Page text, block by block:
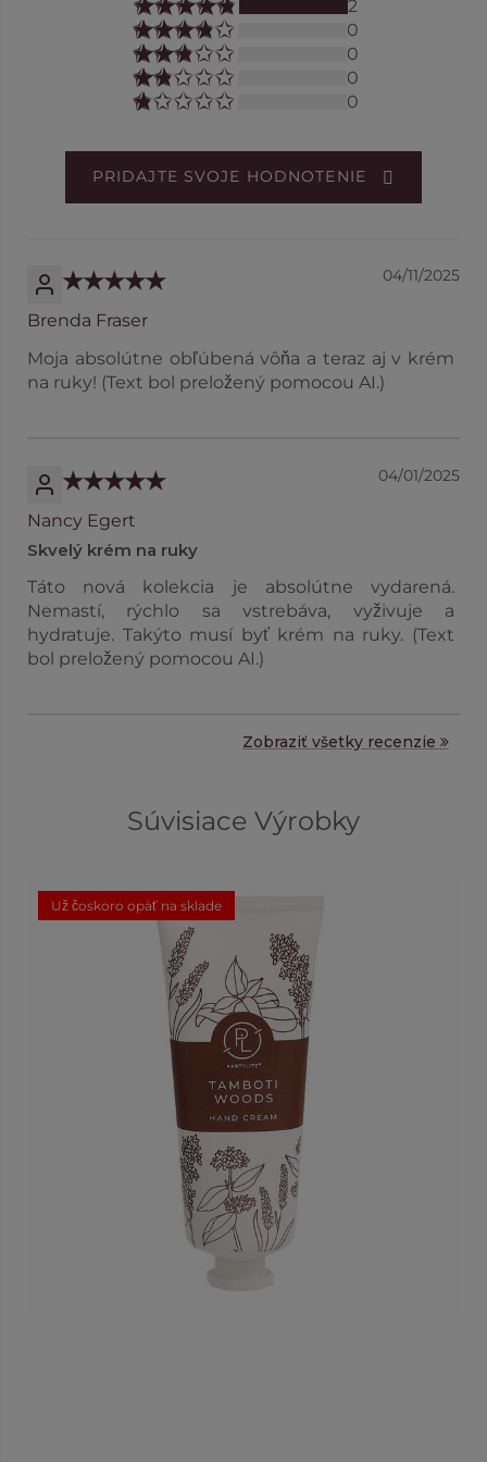
2
0
0
0
0
PRIDAJTE SVOJE HODNOTENIE
04/11/2025
Brenda Fraser
Moja absolútne obľúbená vôňa a teraz aj v krém
na ruky! (Text bol preložený pomocou AI.)
04/01/2025
Nancy Egert
Skvelý krém na ruky
Táto nová kolekcia je absolútne vydarená.
Nemastí, rýchlo sa vstrebáva, vyživuje a
hydratuje. Takýto musí byť krém na ruky. (Text
bol preložený pomocou AI.)
Zobraziť všetky recenzie
Súvisiace Výrobky
Už čoskoro opäť na sklade